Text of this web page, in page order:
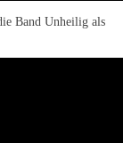
Band Unheilig als